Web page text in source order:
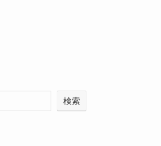
検索